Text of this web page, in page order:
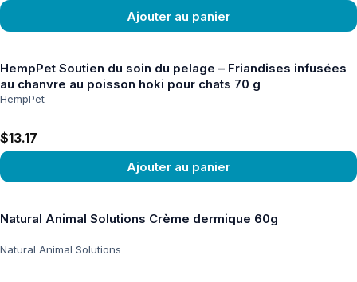
Ajouter au panier
HempPet Soutien du soin du pelage – Friandises infusées
au chanvre au poisson hoki pour chats 70 g
HempPet
$13.17
Ajouter au panier
Natural Animal Solutions Crème dermique 60g
Natural Animal Solutions